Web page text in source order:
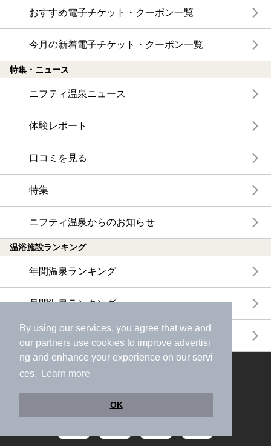
By using our services, you agree that we and
our partners use cookies to improve advertisi
ng and enhance your experience on our servi
ces.
Learn more
OK
おすすめ電子チケット・クーポン一覧
今月の新着電子チケット・クーポン一覧
特集・ニュース
ニフティ温泉ニュース
体験レポート
口コミを見る
特集
ニフティ温泉からのお知らせ
温浴施設ランキング
年間温泉ランキング
月間温泉ランキング
サウナランキング
ニフティ温泉公式アカウントをフォローして